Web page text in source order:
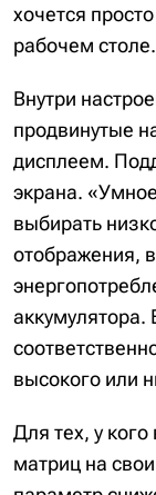
хочется
рабочем столе.
Внутри
продвинутые
дисплеем.
экрана.
выбирать
отображения,
аккумулятора.
высокого или
Для тех, у кого
матриц на